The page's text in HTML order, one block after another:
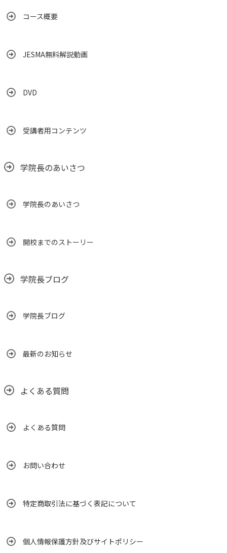
コース概要
JESMA無料解説動画
DVD
受講者用コンテンツ
学院長のあいさつ
学院長のあいさつ
開校までのストーリー
学院長ブログ
学院長ブログ
最新のお知らせ
よくある質問
よくある質問
お問い合わせ
特定商取引法に基づく表記について
個人情報保護方針及びサイトポリシー